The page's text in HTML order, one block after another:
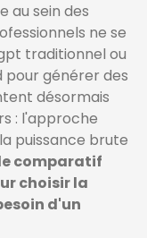
au sein des
ne se
traditionnel ou
générer des
désormais
: l'approche
puissance brute
comparatif
choisir la
d'un